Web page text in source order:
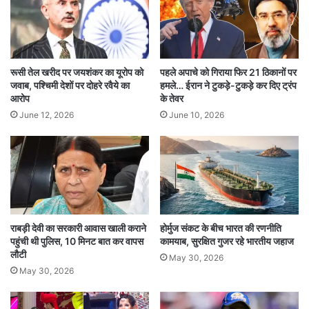
में 6 जुलाई को जोरदार बारिश और बाकी दिनों में हल्की
बारिश का अनुमान है।
इन राज्यों में हल्की बारिश की संभावना
असम, मेघालय, मणिपुर, नागालैंड, अरुणाचल प्रदेश,
मिजोरम और त्रिपुरा में भी भारी और हल्की बारिश की
संभावना है। इन इलाकों में बिजली गिरने और बादलों की
गड़गड़ाहट के साथ आंधी की चेतावनी दी गई है।
इन राज्यों में भारी बारिश की आशंका
महाराष्ट्र, गोवा, गुजरात, कोंकण और सौराष्ट्र में तेज हवाओं
के साथ भारी बारिश की आशंका है। इन राज्यों में मौसम का
मिजाज बिगड़ा रहेगा।
रूसी तेल खरीद पर जयशंकर का यूरोप को
जवाब, पश्चिमी देशों पर दोहरे रवैये का
आरोप
June 12, 2026
पहले अपाचे को गिराया फिर 21 ठिकानों पर
हमले… ईरान ने टुकड़े-टुकड़े कर दिए ट्रंप
के तेवर
June 10, 2026
राबड़ी देवी का सरकारी आवास खाली कराने
पहुंची थी पुलिस, 10 मिनट बात कर वापस
लौटी
May 30, 2026
होर्मुज संकट के बीच भारत की रणनीति
कामयाब, सुरक्षित गुजर रहे भारतीय जहाज
May 30, 2026